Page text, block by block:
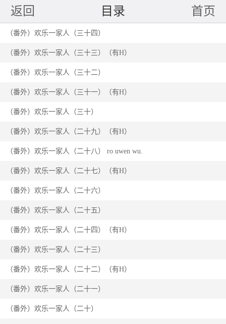
返回 目录 首页
（番外）欢乐一家人（二十）
（番外）欢乐一家人（二十一）
（番外）欢乐一家人（二十二）（有H）
（番外）欢乐一家人（二十三）
（番外）欢乐一家人（二十四）（有H）
（番外）欢乐一家人（二十五）
（番外）欢乐一家人（二十六）
（番外）欢乐一家人（二十七）（有H）
（番外）欢乐一家人（二十八） ro uwen wu.
（番外）欢乐一家人（二十九）（有H）
（番外）欢乐一家人（三十）
（番外）欢乐一家人（三十一）（有H）
（番外）欢乐一家人（三十二）
（番外）欢乐一家人（三十三）（有H）
（番外）欢乐一家人（三十四）